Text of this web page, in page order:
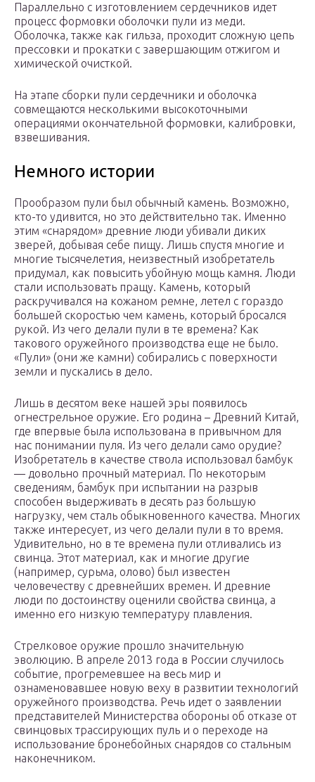
Параллельно с изготовлением сердечников идет
процесс формовки оболочки пули из меди.
Оболочка, также как гильза, проходит сложную цепь
прессовки и прокатки с завершающим отжигом и
химической очисткой.
На этапе сборки пули сердечники и оболочка
совмещаются несколькими высокоточными
операциями окончательной формовки, калибровки,
взвешивания.
Немного истории
Прообразом пули был обычный камень. Возможно,
кто-то удивится, но это действительно так. Именно
этим «снарядом» древние люди убивали диких
зверей, добывая себе пищу. Лишь спустя многие и
многие тысячелетия, неизвестный изобретатель
придумал, как повысить убойную мощь камня. Люди
стали использовать пращу. Камень, который
раскручивался на кожаном ремне, летел с гораздо
большей скоростью чем камень, который бросался
рукой. Из чего делали пули в те времена? Как
такового оружейного производства еще не было.
«Пули» (они же камни) собирались с поверхности
земли и пускались в дело.
Лишь в десятом веке нашей эры появилось
огнестрельное оружие. Его родина – Древний Китай,
где впервые была использована в привычном для
нас понимании пуля. Из чего делали само орудие?
Изобретатель в качестве ствола использовал бамбук
— довольно прочный материал. По некоторым
сведениям, бамбук при испытании на разрыв
способен выдерживать в десять раз большую
нагрузку, чем сталь обыкновенного качества. Многих
также интересует, из чего делали пули в то время.
Удивительно, но в те времена пули отливались из
свинца. Этот материал, как и многие другие
(например, сурьма, олово) был известен
человечеству с древнейших времен. И древние
люди по достоинству оценили свойства свинца, а
именно его низкую температуру плавления.
Стрелковое оружие прошло значительную
эволюцию. В апреле 2013 года в России случилось
событие, прогремевшее на весь мир и
ознаменовавшее новую веху в развитии технологий
оружейного производства. Речь идет о заявлении
представителей Министерства обороны об отказе от
свинцовых трассирующих пуль и о переходе на
использование бронебойных снарядов со стальным
наконечником.